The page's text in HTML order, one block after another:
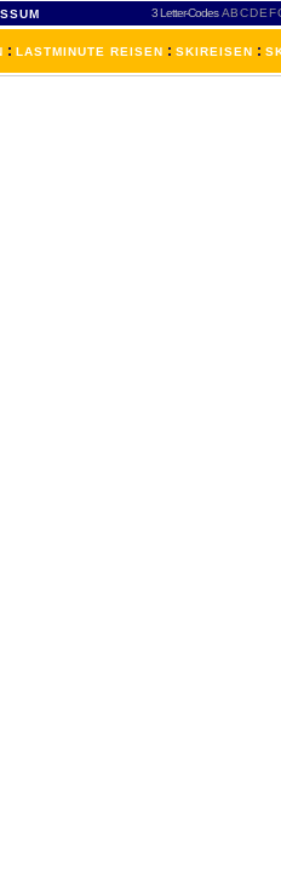
3 Letter-Codes ABCDEF
: LASTMINUTE REISEN : SKIREISEN :